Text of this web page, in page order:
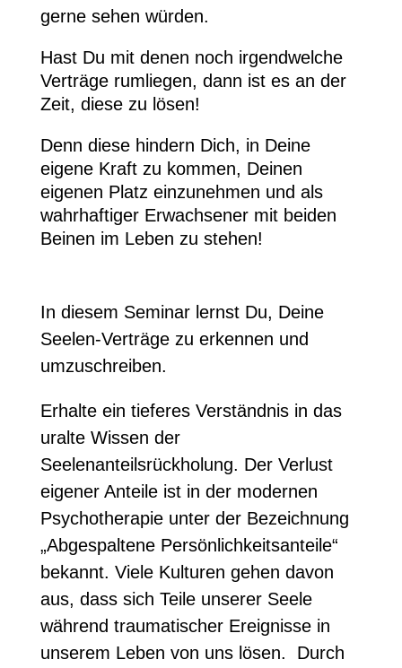
gerne sehen würden.
Hast Du mit denen noch irgendwelche
Verträge rumliegen, dann ist es an der
Zeit, diese zu lösen!
Denn diese hindern Dich, in Deine
eigene Kraft zu kommen, Deinen
eigenen Platz einzunehmen und als
wahrhaftiger Erwachsener mit beiden
Beinen im Leben zu stehen!
In diesem Seminar lernst Du, Deine
Seelen-Verträge zu erkennen und
umzuschreiben.
Erhalte ein tieferes Verständnis in das
uralte Wissen der
Seelenanteilsrückholung. Der Verlust
eigener Anteile ist in der modernen
Psychotherapie unter der Bezeichnung
„Abgespaltene Persönlichkeitsanteile“
bekannt. Viele Kulturen gehen davon
aus, dass sich Teile unserer Seele
während traumatischer Ereignisse in
unserem Leben von uns lösen.
Durch